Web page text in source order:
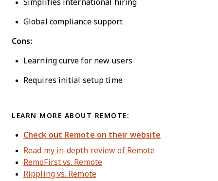
Simplifies international hiring
Global compliance support
Cons:
Learning curve for new users
Requires initial setup time
LEARN MORE ABOUT REMOTE:
Check out Remote on their website
Read my in-depth review of Remote
RemoFirst vs. Remote
Rippling vs. Remote